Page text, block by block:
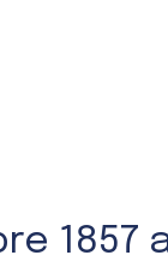
1857